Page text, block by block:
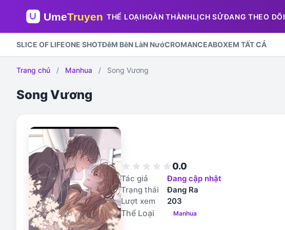
THỂ LOẠIHOÀN THÀNHLỊCH SỬĐANG THEO DÕI
SLICE OF LIFEONE SHOTĐêM BêN LàN NướCROMANCEABOXEM TẤT CẢ
Trang chủ / Manhua / Song Vương
Song Vương
star star star star star0.0
Tác giả
Đang cập nhật
Trạng thái
Đang Ra
Lượt xem
203
Thể Loại Manhua